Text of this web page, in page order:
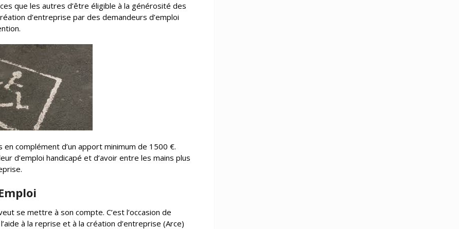
que les autres d’être éligible à la générosité des
d’entreprise par des demandeurs d’emploi
en complément d’un apport minimum de 1500 €.
d’emploi handicapé et d’avoir entre les mains plus
se mettre à son compte. C’est l’occasion de
à la reprise et à la création d’entreprise (Arce)